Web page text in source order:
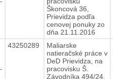
Škoncová 36,
Prievidza podľa
cenovej ponuky zo
dňa 21.11.2016
43250289
Maliarske
natieračské práce v
DeD Prievidza, na
pracovisku Š.
Závodníka 494/24,